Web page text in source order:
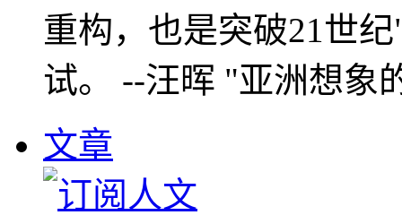
重构，也是突破21世
试。 --汪晖 "亚洲想象
文章